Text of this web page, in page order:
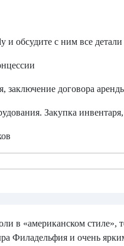
и обсудите с ним все детали
заключение договора
Закупка
в «американском стиле»,
Филадельфия и очень